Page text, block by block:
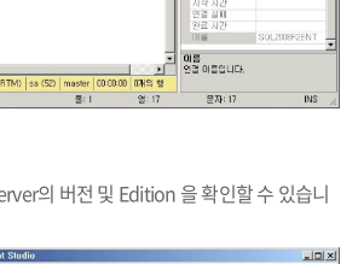
의 버전 및 Edition 을 확인할 수 있습니